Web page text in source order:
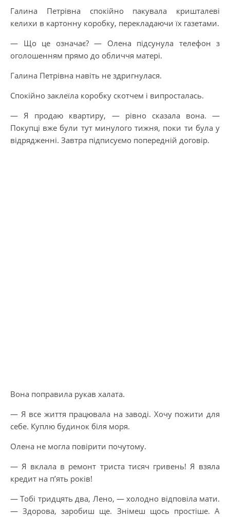
Галина Петрівна спокійно пакувала кришталеві
келихи в картонну коробку, перекладаючи їх газетами.
— Що це означає? — Олена підсунула телефон з
оголошенням прямо до обличчя матері.
Галина Петрівна навіть не здригнулася.
Спокійно заклеїла коробку скотчем і випросталась.
— Я продаю квартиру, — рівно сказала вона. —
Покупці вже були тут минулого тижня, поки ти була у
відрядженні. Завтра підписуємо попередній договір.
Вона поправила рукав халата.
— Я все життя працювала на заводі. Хочу пожити для
себе. Куплю будинок біля моря.
Олена не могла повірити почутому.
— Я вклала в ремонт триста тисяч гривень! Я взяла
кредит на п’ять років!
— Тобі тридцять два, Лено, — холодно відповіла мати.
— Здорова, заробиш ще. Знімеш щось простіше. А